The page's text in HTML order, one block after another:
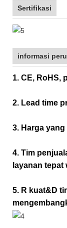
Sertifikasi
informasi
1. CE, RoHS,
2. Lead time
3. Harga
4. Tim
layanan tepat
5. R kuat&D